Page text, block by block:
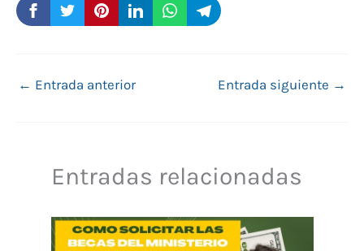
← Entrada anterior Entrada siguiente →
Entradas relacionadas